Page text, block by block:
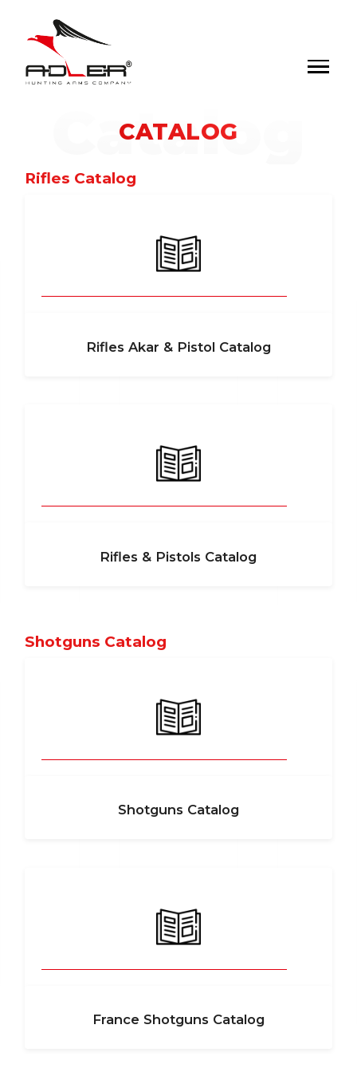
CATALOG
Catalog
Rifles Catalog
Rifles Akar & Pistol Catalog
Rifles & Pistols Catalog
Shotguns Catalog
Shotguns Catalog
France Shotguns Catalog